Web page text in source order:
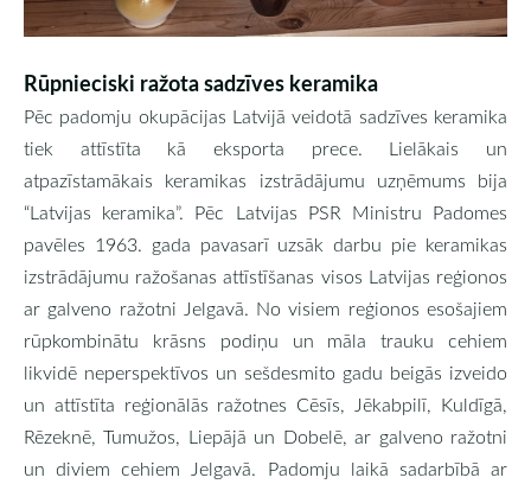
Rūpnieciski ražota sadzīves keramika
Pēc padomju okupācijas Latvijā veidotā sadzīves keramika
tiek attīstīta kā eksporta prece. Lielākais un
atpazīstamākais keramikas izstrādājumu uzņēmums bija
“Latvijas keramika”. Pēc Latvijas PSR Ministru Padomes
pavēles 1963. gada pavasarī uzsāk darbu pie keramikas
izstrādājumu ražošanas attīstīšanas visos Latvijas reģionos
ar galveno ražotni Jelgavā. No visiem reģionos esošajiem
rūpkombinātu krāsns podiņu un māla trauku cehiem
likvidē neperspektīvos un sešdesmito gadu beigās izveido
un attīstīta reģionālās ražotnes Cēsīs, Jēkabpilī, Kuldīgā,
Rēzeknē, Tumužos, Liepājā un Dobelē, ar galveno ražotni
un diviem cehiem Jelgavā. Padomju laikā sadarbībā ar